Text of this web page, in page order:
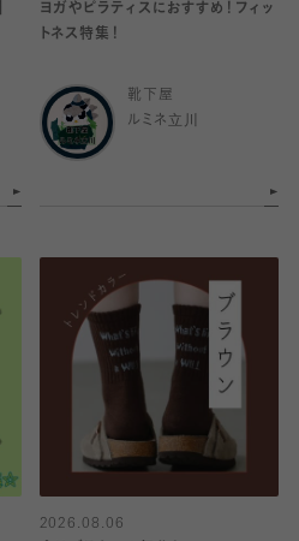
ヨガやピラティスにおすすめ！フィッ
トネス特集！
靴下屋
ルミネ立川
2026.08.06